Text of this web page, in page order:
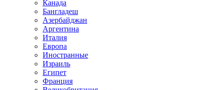
Канада
Бангладеш
Азербайджан
Аргентина
Италия
Европа
Иностранные
Израиль
Египет
Франция